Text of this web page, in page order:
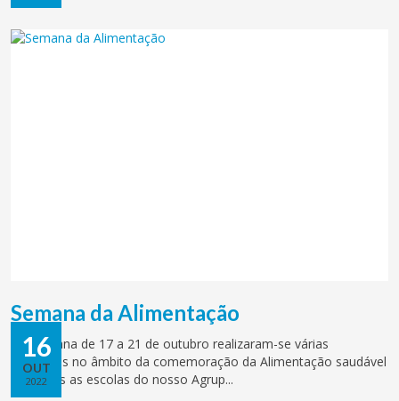
16
OUT
2022
Semana da Alimentação
Na semana de 17 a 21 de outubro realizaram-se várias
atividades no âmbito da comemoração da Alimentação saudável
em todas as escolas do nosso Agrup...